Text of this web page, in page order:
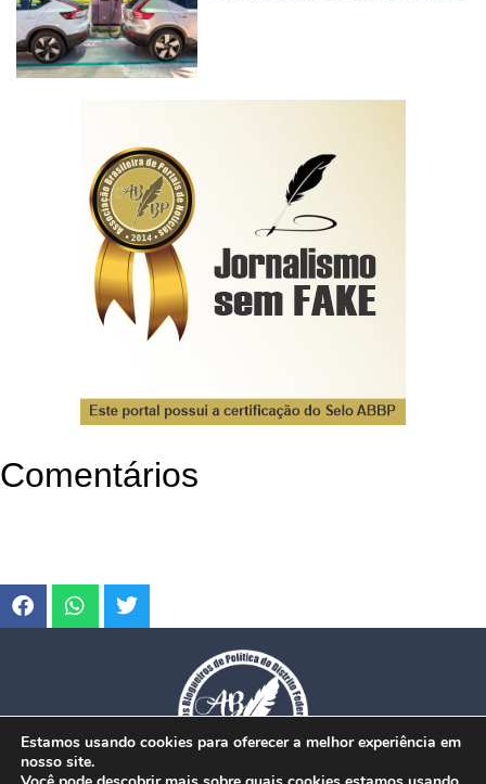
Comentários
Estamos usando cookies para oferecer a melhor experiência em
nosso site.